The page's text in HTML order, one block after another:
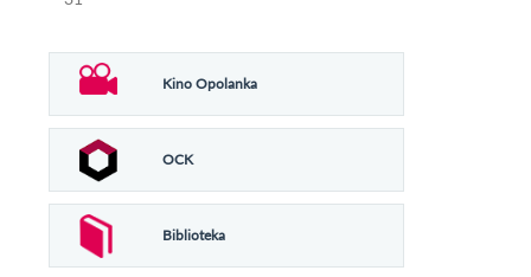
Kino Opolanka
OCK
Biblioteka